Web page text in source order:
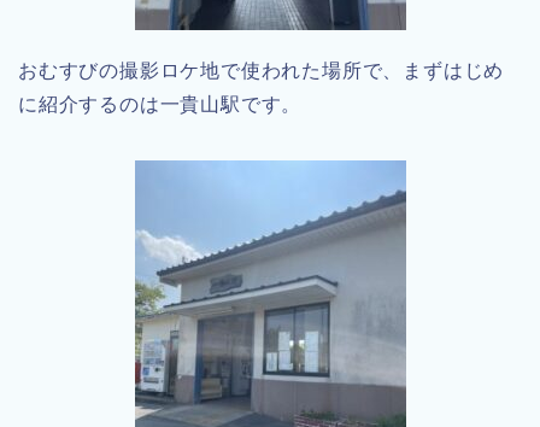
おむすびの撮影ロケ地で使われた場所で、まずはじめ
に紹介するのは一貴山駅です。